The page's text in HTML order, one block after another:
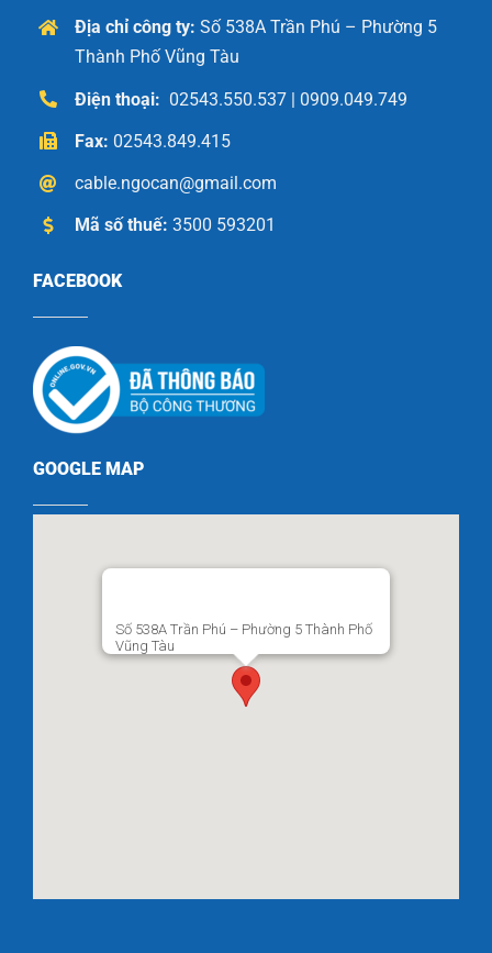
Địa chỉ công ty: Số 538A Trần Phú – Phường 5
Thành Phố Vũng Tàu
Điện thoại: 02543.550.537 | 0909.049.749
Fax: 02543.849.415
cable.ngocan@gmail.com
Mã số thuế: 3500 593201
FACEBOOK
GOOGLE MAP
Số 538A Trần Phú – Phường 5 Thành Phố
Vũng Tàu